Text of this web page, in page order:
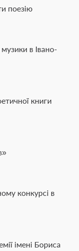
поезію
в Івано-
книги
конкурсі в
імені Бориса